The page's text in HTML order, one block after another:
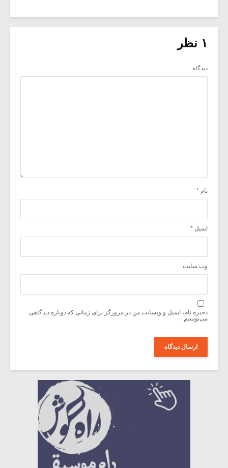
۱ نظر
دیدگاه
نام *
ایمیل *
وب‌ سایت
ذخیره نام، ایمیل و وبسایت من در مرورگر برای زمانی که دوباره دیدگاهی
می‌نویسم.